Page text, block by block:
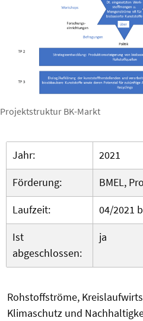
Projektstruktur BK-Markt
Jahr:
2021
Förderung:
BMEL,
Laufzeit:
04/2021
Ist
abgeschlossen:
ja
Rohstoffströme,
Klimaschutz und